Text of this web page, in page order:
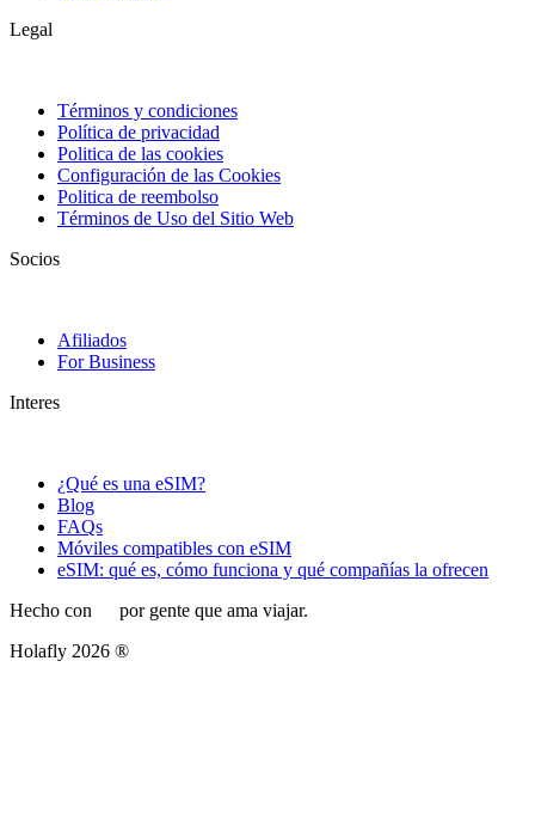
Legal
Términos y condiciones
Política de privacidad
Politica de las cookies
Configuración de las Cookies
Politica de reembolso
Términos de Uso del Sitio Web
Socios
Afiliados
For Business
Interes
¿Qué es una eSIM?
Blog
FAQs
Móviles compatibles con eSIM
eSIM: qué es, cómo funciona y qué compañías la ofrecen
Hecho con
por gente que ama viajar.
Holafly 2026 ®